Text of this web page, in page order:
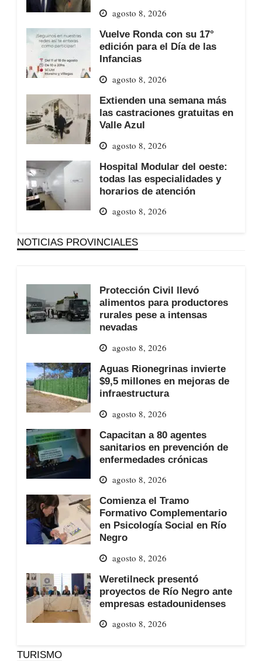
agosto 8, 2026
Vuelve Ronda con su 17°
edición para el Día de las
Infancias
agosto 8, 2026
Extienden una semana más
las castraciones gratuitas en
Valle Azul
agosto 8, 2026
Hospital Modular del oeste:
todas las especialidades y
horarios de atención
agosto 8, 2026
NOTICIAS PROVINCIALES
Protección Civil llevó
alimentos para productores
rurales pese a intensas
nevadas
agosto 8, 2026
Aguas Rionegrinas invierte
$9,5 millones en mejoras de
infraestructura
agosto 8, 2026
Capacitan a 80 agentes
sanitarios en prevención de
enfermedades crónicas
agosto 8, 2026
Comienza el Tramo
Formativo Complementario
en Psicología Social en Río
Negro
agosto 8, 2026
Weretilneck presentó
proyectos de Río Negro ante
empresas estadounidenses
agosto 8, 2026
TURISMO